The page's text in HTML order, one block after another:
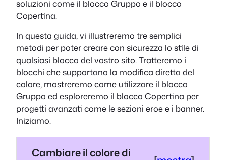
soluzioni come il blocco Gruppo e il blocco
Copertina.
In questa guida, vi illustreremo tre semplici
metodi per poter creare con sicurezza lo stile di
qualsiasi blocco del vostro sito. Tratteremo i
blocchi che supportano la modifica diretta del
colore, mostreremo come utilizzare il blocco
Gruppo ed esploreremo il blocco Copertina per
progetti avanzati come le sezioni eroe e i banner.
Iniziamo.
Cambiare il colore di